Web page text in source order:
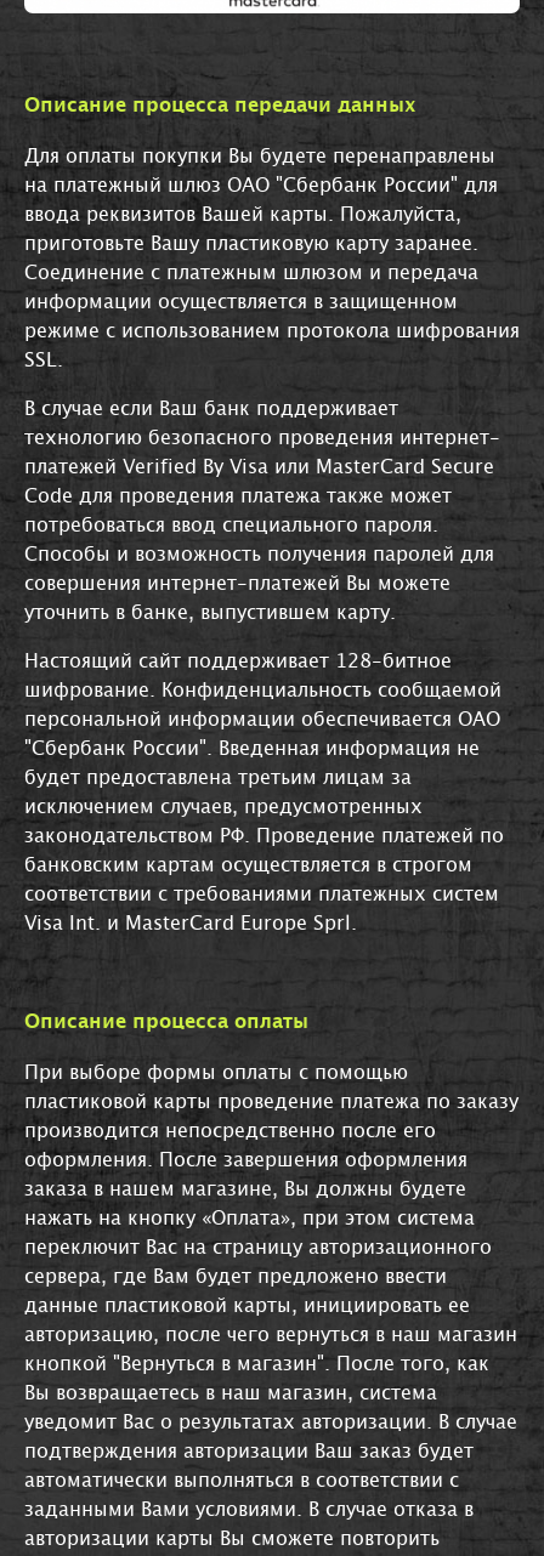
Описание процесса передачи данных
Для оплаты покупки Вы будете перенаправлены
на платежный шлюз ОАО "Сбербанк России" для
ввода реквизитов Вашей карты. Пожалуйста,
приготовьте Вашу пластиковую карту заранее.
Соединение с платежным шлюзом и передача
информации осуществляется в защищенном
режиме с использованием протокола шифрования
SSL.
В случае если Ваш банк поддерживает
технологию безопасного проведения интернет-
платежей Verified By Visa или MasterCard Secure
Code для проведения платежа также может
потребоваться ввод специального пароля.
Способы и возможность получения паролей для
совершения интернет-платежей Вы можете
уточнить в банке, выпустившем карту.
Настоящий сайт поддерживает 128-битное
шифрование. Конфиденциальность сообщаемой
персональной информации обеспечивается ОАО
"Сбербанк России". Введенная информация не
будет предоставлена третьим лицам за
исключением случаев, предусмотренных
законодательством РФ. Проведение платежей по
банковским картам осуществляется в строгом
соответствии с требованиями платежных систем
Visa Int. и MasterCard Europe Sprl.
Описание процессa оплаты
При выборе формы оплаты с помощью
пластиковой карты проведение платежа по заказу
производится непосредственно после его
оформления. После завершения оформления
заказа в нашем магазине, Вы должны будете
нажать на кнопку «Оплата», при этом система
переключит Вас на страницу авторизационного
сервера, где Вам будет предложено ввести
данные пластиковой карты, инициировать ее
авторизацию, после чего вернуться в наш магазин
кнопкой "Вернуться в магазин". После того, как
Вы возвращаетесь в наш магазин, система
уведомит Вас о результатах авторизации. В случае
подтверждения авторизации Ваш заказ будет
автоматически выполняться в соответствии с
заданными Вами условиями. В случае отказа в
авторизации карты Вы сможете повторить